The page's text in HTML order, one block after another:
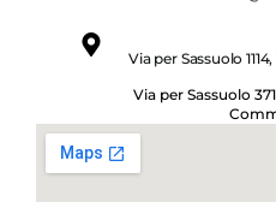
Via per Sassuolo
Via per Sassuolo